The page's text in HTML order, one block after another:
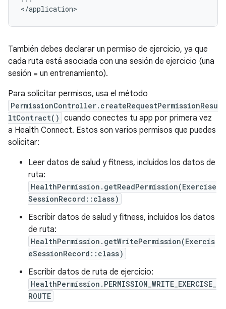
También debes declarar un permiso de ejercicio, ya que
cada ruta está asociada con una sesión de ejercicio (una
sesión = un entrenamiento).
Para solicitar permisos, usa el método
PermissionController.createRequestPermissionResu
ltContract() cuando conectes tu app por primera vez
a Health Connect. Estos son varios permisos que puedes
solicitar:
Leer datos de salud y fitness, incluidos los datos de
ruta:
HealthPermission.getReadPermission(Exercise
SessionRecord::class)
Escribir datos de salud y fitness, incluidos los datos
de ruta:
HealthPermission.getWritePermission(Exercis
eSessionRecord::class)
Escribir datos de ruta de ejercicio:
HealthPermission.PERMISSION_WRITE_EXERCISE_
ROUTE